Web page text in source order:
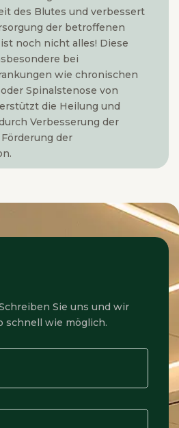
des Blutes und verbessert
der betroffenen
noch nicht alles! Diese
bei
wie chronischen
Spinalstenose von
die Heilung und
Verbesserung der
der
Sie uns und wir
schnell wie möglich.